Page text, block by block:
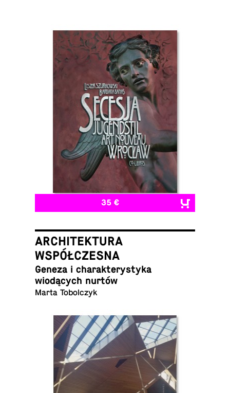
35 €
ARCHITEKTURA
WSPÓŁCZESNA
Geneza i charak­terystyka
wiodących nurtów
Marta Tobolczyk